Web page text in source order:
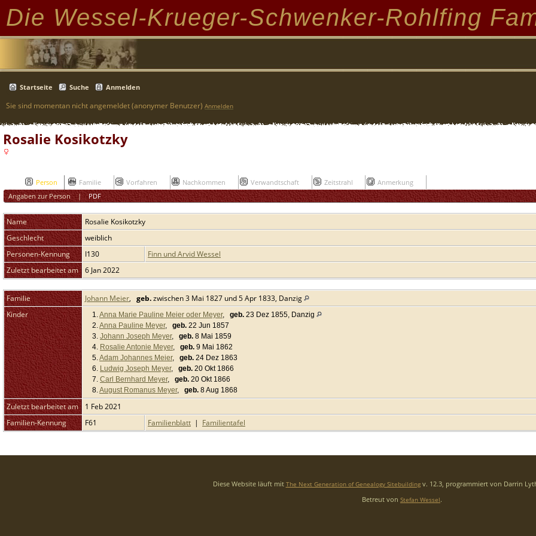
Die Wessel-Krueger-Schwenker-Rohlfing
Startseite Suche Anmelden
Sie sind momentan nicht angemeldet (anonymer Benutzer) Anmelden
Rosalie Kosikotzky
Person Familie Vorfahren Nachkommen Verwandtschaft Zeitstrahl
Anmerkung
Angaben zur Person|PDF
Name Rosalie Kosikotzky
Geschlecht
weiblich
Personen-Kennung
I130
Finn und Arvid Wessel
Zuletzt bearbeitet am
6 Jan 2022
Familie Johann Meier, geb.zwischen 3 Mai 1827 und 5 Apr 1833, Danzig
Kinder
1.Anna Marie Pauline Meier oder Meyer, geb. 23 Dez 1855, Danzig
2.Anna Pauline Meyer, geb. 22 Jun 1857
3. Johann Joseph Meyer, geb. 8 Mai 1859
4. Rosalie Antonie Meyer, geb. 9 Mai 1862
5.Adam Johannes Meier, geb. 24 Dez 1863
6. Ludwig Joseph Meyer, geb. 20 Okt 1866
7. Carl Bernhard Meyer, geb. 20 Okt 1866
8.August Romanus Meyer, geb. 8 Aug 1868
Zuletzt bearbeitet am
1 Feb 2021
Familien-Kennung
F61 Familienblatt | Familientafel
Diese Website läuft mit The Next Generation of Genealogy Sitebuildingv. 12.3, programmiert von Darrin
Betreut von Stefan Wessel.